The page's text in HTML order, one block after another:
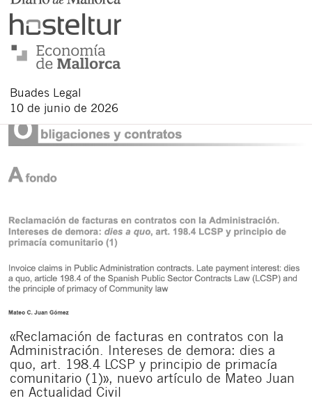
Buades Legal
10 de junio de 2026
«Reclamación de facturas en contratos con la
Administración. Intereses de demora: dies a
quo, art. 198.4 LCSP y principio de primacía
comunitario (1)», nuevo artículo de Mateo Juan
en Actualidad Civil